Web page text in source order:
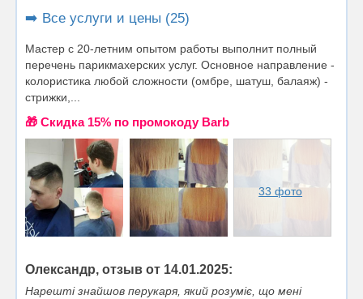
➡️ Все услуги и цены (25)
Мастер с 20-летним опытом работы выполнит полный
перечень парикмахерских услуг. Основное направление -
колористика любой сложности (омбре, шатуш, балаяж) -
стрижки,...
🎁 Cкидка 15% по промокоду Barb
33 фото
Олександр, отзыв от 14.01.2025:
Нарешті знайшов перукаря, який розуміє, що мені